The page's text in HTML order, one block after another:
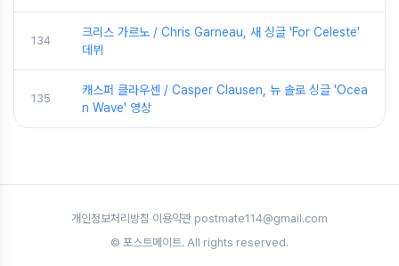
134
크리스 가르노 / Chris Garneau, 새 싱글 'For Celeste'
데뷔
135
캐스퍼 클라우센 / Casper Clausen, 뉴 솔로 싱글 'Ocea
n Wave' 영상
개인정보처리방침 ·이용약관·postmate114@gmail.com
© 포스트메이트. All rights reserved.